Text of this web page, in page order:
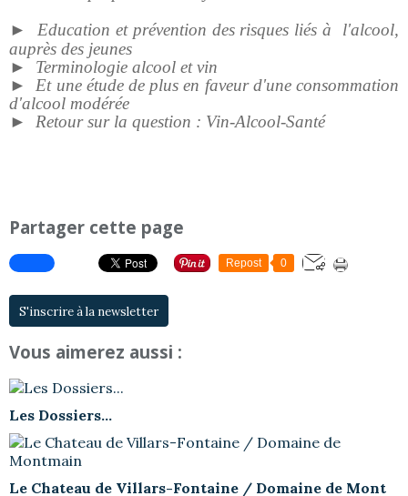
►
Education et prévention des risques liés à l'alcool,
auprès des jeunes
►
Terminologie alcool et vin
►
Et une étude de plus en faveur d'une consommation
d'alcool modérée
►
Retour sur la question : Vin-Alcool-Santé
Partager cette page
Repost 0
S'inscrire à la newsletter
Vous aimerez aussi :
Les Dossiers...
Le Chateau de Villars-Fontaine / Domaine de Mont